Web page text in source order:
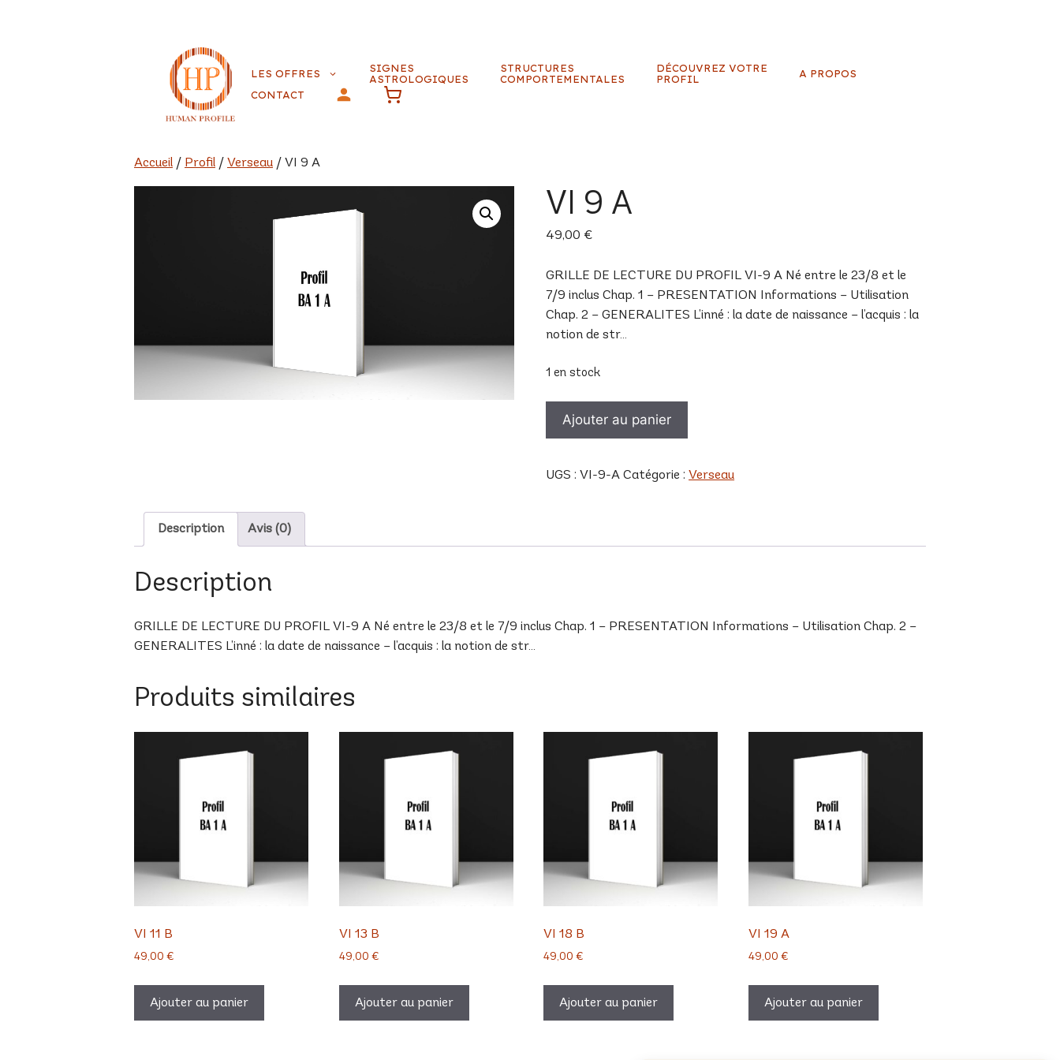
contenu
LES OFFRES
SIGNES
ASTROLOGIQUES
STRUCTURES
COMPORTEMENTALES
DÉCOUVREZ VOTRE
PROFIL
A PROPOS
CONTACT
Accueil / Profil / Verseau / VI 9 A
VI 9 A
49,00 €
GRILLE DE LECTURE DU PROFIL VI-9 A Né entre le 23/8 et le
7/9 inclus Chap. 1 – PRESENTATION Informations – Utilisation
Chap. 2 – GENERALITES L’inné : la date de naissance – l’acquis : la
notion de str…
1 en stock
9
Ajouter au panier
UGS :VI-9-A Catégorie :Verseau
Description Avis (0)
Description
GRILLE DE LECTURE DU PROFIL VI-9 A Né entre le 23/8 et le 7/9 inclus Chap. 1 – PRESENTATION Informations – Utilisation Chap. 2 –
GENERALITES L’inné : la date de naissance – l’acquis : la notion de str…
Produits similaires
VI 11 B
49,00 €
Ajouter au panier
VI 13 B
49,00 €
Ajouter au panier
VI 18 B
49,00€
Ajouter au panier
VI 19 A
49,00 €
Ajouter au panier